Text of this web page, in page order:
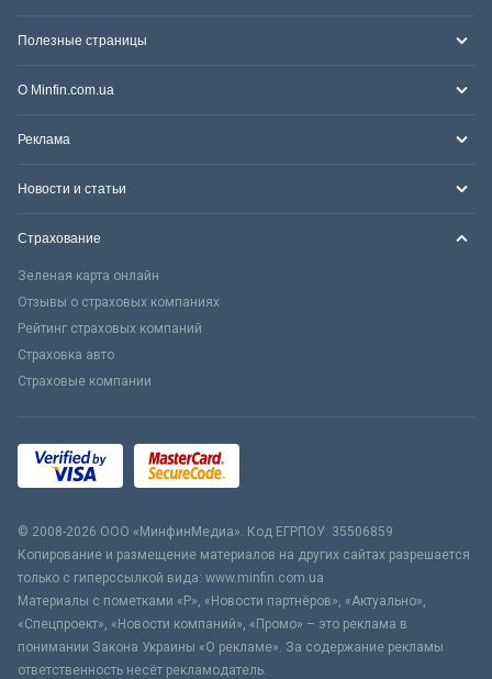
Полезные страницы
О Minfin.com.ua
Реклама
Новости и статьи
Страхование
Зеленая карта онлайн
Отзывы о страховых компаниях
Рейтинг страховых компаний
Страховка авто
Страховые компании
© 2008-2026 ООО «МинфинМедиа». Код ЕГРПОУ: 35506859
Копирование и размещение материалов на других сайтах разрешается
только с гиперссылкой вида: www.minfin.com.ua
Материалы с пометками «Р», «Новости партнёров», «Актуально»,
«Спецпроект», «Новости компаний», «Промо» – это реклама в
понимании Закона Украины «О рекламе». За содержание рекламы
ответственность несёт рекламодатель.